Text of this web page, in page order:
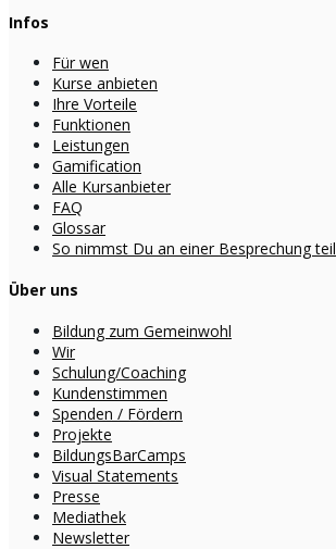
Infos
Für wen
Kurse anbieten
Ihre Vorteile
Funktionen
Leistungen
Gamification
Alle Kursanbieter
FAQ
Glossar
So nimmst Du an einer Besprechung teil
Über uns
Bildung zum Gemeinwohl
Wir
Schulung/Coaching
Kundenstimmen
Spenden / Fördern
Projekte
BildungsBarCamps
Visual Statements
Presse
Mediathek
Newsletter